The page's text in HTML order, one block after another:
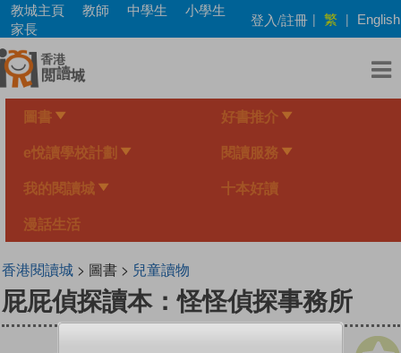
Skip
main
content
教城主頁 教師 中學生
小學生
家長
登入/註冊 | 繁 | English
圖書 好書推介
e悅讀學校計劃 閱讀服務
我的閱讀城 十本好讀
漫話生活
香港閱讀城> 圖書 > 兒童讀物
屁屁偵探讀本：怪怪偵探事務所